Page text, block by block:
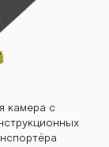
камера с